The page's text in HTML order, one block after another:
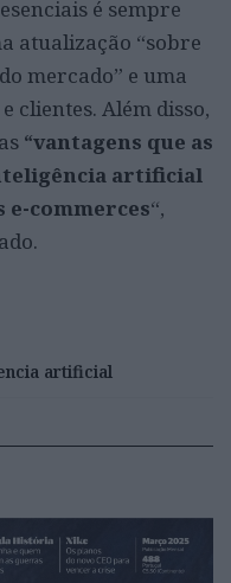
é sempre
atualização “sobre
mercado” e uma
clientes. Além disso,
“vantagens que as
artificial
commerces“,
artificial